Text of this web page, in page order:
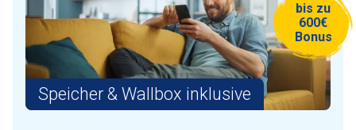
bis zu
600€
Bonus
Speicher & Wallbox inklusive